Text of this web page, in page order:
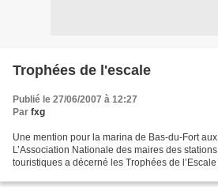
Trophées de l'escale
Publié le 27/06/2007 à 12:27
Par fxg
Une mention pour la marina de Bas-du-Fort
L’Association Nationale des maires des
touristiques a décerné les Trophées de